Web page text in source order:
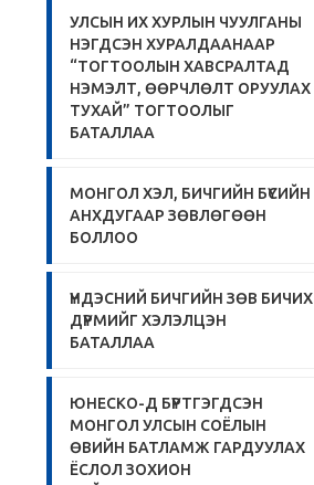
УЛСЫН ИХ ХУРЛЫН ЧУУЛГАНЫ
НЭГДСЭН ХУРАЛДААНААР
“ТОГТООЛЫН ХАВСРАЛТАД
НЭМЭЛТ, ӨӨРЧЛӨЛТ ОРУУЛАХ
ТУХАЙ” ТОГТООЛЫГ
БАТАЛЛАА
МОНГОЛ ХЭЛ, БИЧГИЙН БҮСИЙН
АНХДУГААР ЗӨВЛӨГӨӨН
БОЛЛОО
ҮНДЭСНИЙ БИЧГИЙН ЗӨВ БИЧИХ
ДҮРМИЙГ ХЭЛЭЛЦЭН
БАТАЛЛАА
ЮНЕСКО-Д БҮРТГЭГДСЭН
МОНГОЛ УЛСЫН СОЁЛЫН
ӨВИЙН БАТЛАМЖ ГАРДУУЛАХ
ЁСЛОЛ ЗОХИОН